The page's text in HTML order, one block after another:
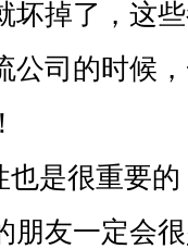
坏掉了，这
公司的时候
是很重要
朋友一定会